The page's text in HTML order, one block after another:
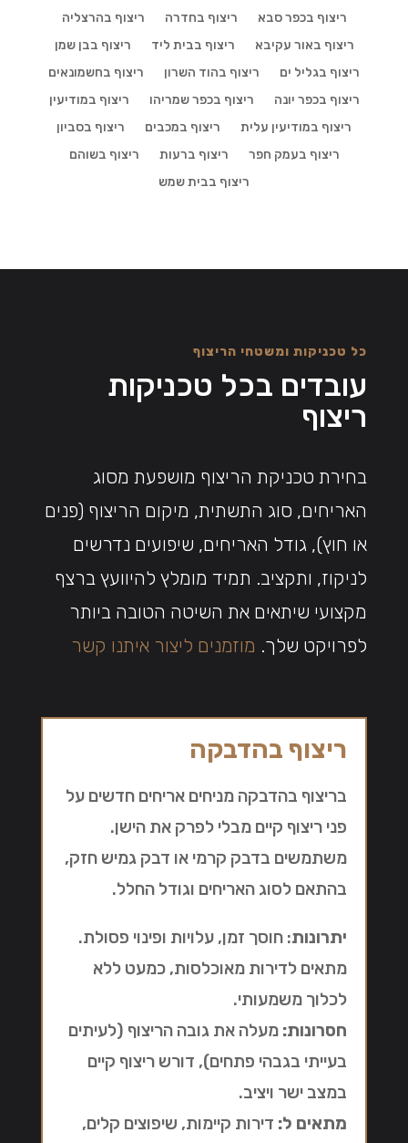
ריצוף בכפר סבא
ריצוף בחדרה
ריצוף בהרצליה
ריצוף באור עקיבא
ריצוף בבית ליד
ריצוף בבן שמן
ריצוף בגליל ים
ריצוף בהוד השרון
ריצוף בחשמונאים
ריצוף בכפר יונה
ריצוף בכפר שמריהו
ריצוף במודיעין
ריצוף במודיעין עלית
ריצוף במכבים
ריצוף בסביון
ריצוף בעמק חפר
ריצוף ברעות
ריצוף בשוהם
ריצוף בבית שמש
כל טכניקות ומשטחי הריצוף
עובדים בכל טכניקות
ריצוף
בחירת טכניקת הריצוף מושפעת מסוג
האריחים, סוג התשתית, מיקום הריצוף (פנים
או חוץ), גודל האריחים, שיפועים נדרשים
לניקוז, ותקציב. תמיד מומלץ להיוועץ ברצף
מקצועי שיתאים את השיטה הטובה ביותר
לפרויקט שלך. מוזמנים ליצור איתנו קשר
ריצוף בהדבקה
בריצוף בהדבקה מניחים אריחים חדשים על
פני ריצוף קיים מבלי לפרק את הישן.
משתמשים בדבק קרמי או דבק גמיש חזק,
בהתאם לסוג האריחים וגודל החלל.
יתרונות: חוסך זמן, עלויות ופינוי פסולת.
מתאים לדירות מאוכלסות, כמעט ללא
לכלוך משמעותי.
חסרונות: מעלה את גובה הריצוף (לעיתים
בעייתי בגבהי פתחים), דורש ריצוף קיים
במצב ישר ויציב.
מתאים ל: דירות קיימות, שיפוצים קלים,